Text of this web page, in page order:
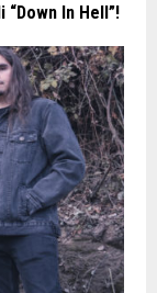
In Hell”!